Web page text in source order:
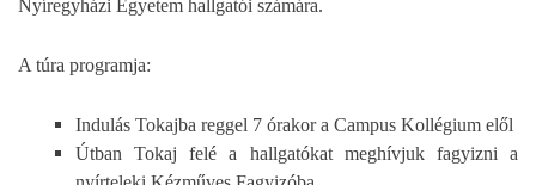
Nyíregyházi Egyetem hallgatói számára.
A túra programja:
Indulás Tokajba reggel 7 órakor a Campus Kollégium elől
Útban Tokaj felé a hallgatókat meghívjuk fagyizni a